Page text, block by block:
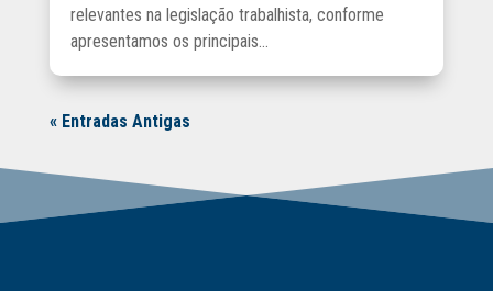
relevantes na legislação trabalhista, conforme
apresentamos os principais...
« Entradas Antigas